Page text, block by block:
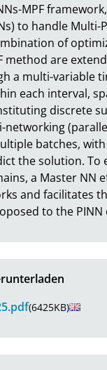
MPF
to handle
of
method are
a multi-variable
each interval,
discrete
networking
batches,
the solution. To
a Master NN
and facilitates
to the
(6425KB)